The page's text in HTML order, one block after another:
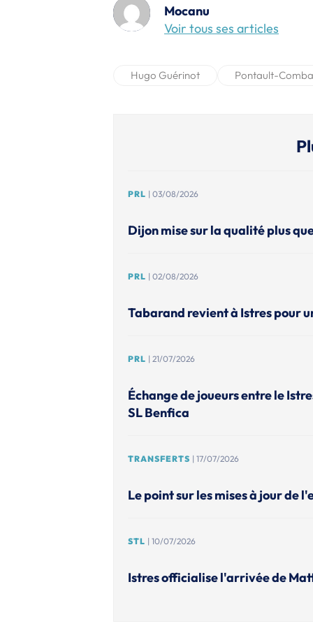
Mocanu
Voir tous ses articles
Hugo Guérinot Pontault-
PRL | 03/08/2026
Dijon mise sur la qualité plus
PRL | 02/08/2026
Tabarand revient à Istres pour
PRL | 21/07/2026
Échange de joueurs entre le
SL Benfica
TRANSFERTS | 17/07/2026
Le point sur les mises à jour de
STL | 10/07/2026
Istres officialise l'arrivée de